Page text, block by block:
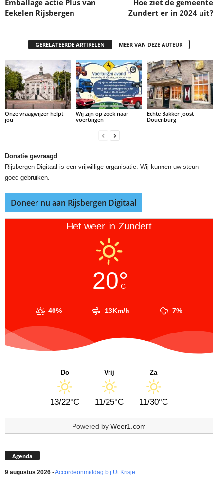
Emballage actie Plus van
Eekelen Rijsbergen
Hoe ziet de gemeente
Zundert er in 2024 uit?
GERELATEERDE ARTIKELEN MEER VAN DEZE AUTEUR
Onze vraagwijzer helpt
jou
Wij zijn op zoek naar
voertuigen
Echte Bakker Joost
Douenburg
Donatie gevraagd
Rijsbergen Digitaal is een vrijwillige organisatie. Wij kunnen uw steun
goed gebruiken.
Doneer nu aan Rijsbergen Digitaal
Het weer in Zundert
20°
C
40% 13Km/h 7%
Do
13/22°C
Vrij
11/25°C
Za
11/30°C
Powered by Weer1.com
Agenda
9 augustus 2026 -Accordeonmiddag bij Ut Krisje